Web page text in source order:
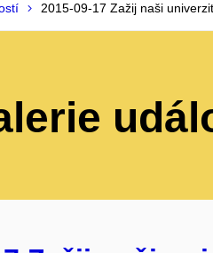
2015-09-17 Zažij naši